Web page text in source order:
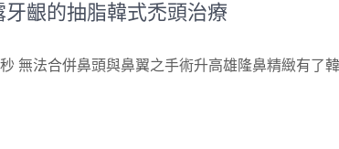
齦的抽脂韓式禿頭治療
無法合併鼻頭與鼻翼之手術升高雄隆鼻精緻有了